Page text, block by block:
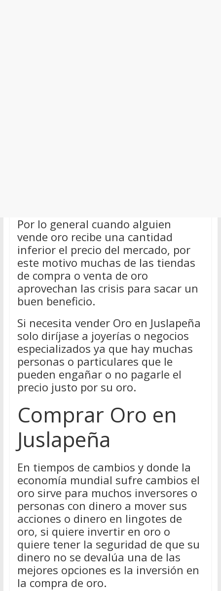
Por lo general cuando alguien
vende oro recibe una cantidad
inferior el precio del mercado, por
este motivo muchas de las tiendas
de compra o venta de oro
aprovechan las crisis para sacar un
buen beneficio.
Si necesita vender Oro en Juslapeña
solo diríjase a joyerías o negocios
especializados ya que hay muchas
personas o particulares que le
pueden engañar o no pagarle el
precio justo por su oro.
Comprar Oro en
Juslapeña
En tiempos de cambios y donde la
economía mundial sufre cambios el
oro sirve para muchos inversores o
personas con dinero a mover sus
acciones o dinero en lingotes de
oro, si quiere invertir en oro o
quiere tener la seguridad de que su
dinero no se devalúa una de las
mejores opciones es la inversión en
la compra de oro.